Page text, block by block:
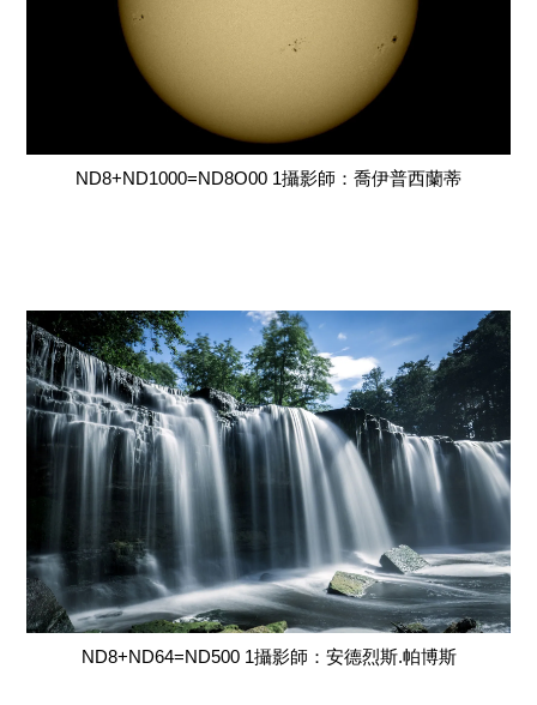
ND8+ND1000=ND8O00 1攝影師：喬伊普西蘭蒂
ND8+ND64=ND500 1攝影師：安德烈斯.帕博斯